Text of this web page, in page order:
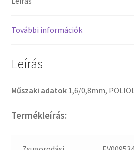
További információk
Leírás
Műszaki adatok 1,6/0,8mm,
Termékleírás: